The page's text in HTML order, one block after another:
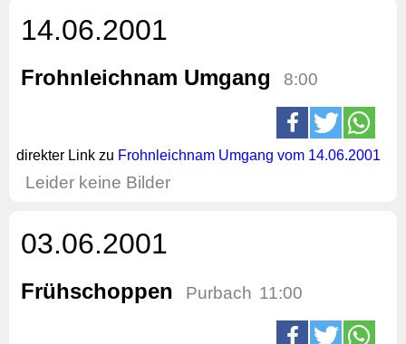
14.06.2001
Frohnleichnam Umgang 8:00
direkter Link zu Frohnleichnam Umgang vom 14.06.2001
Leider keine Bilder
03.06.2001
Frühschoppen Purbach 11:00